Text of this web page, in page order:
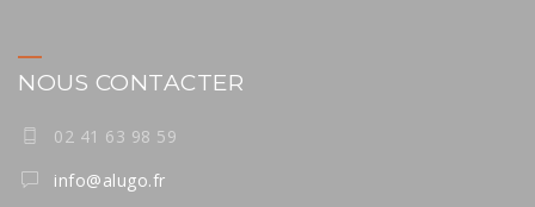
NOUS CONTACTER
02 41 63 98 59
info@alugo.fr